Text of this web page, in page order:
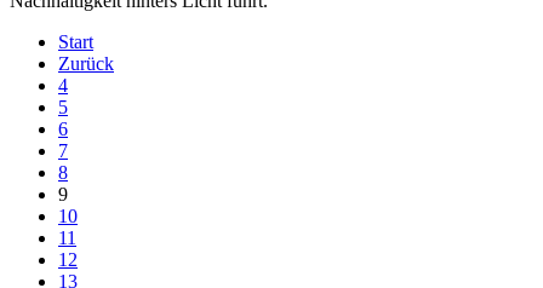
Start
Zurück
4
5
6
7
8
9
10
11
12
13